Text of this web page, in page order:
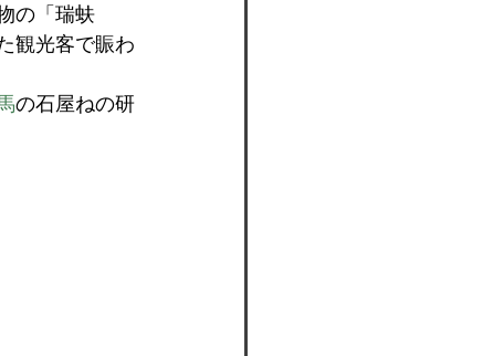
の「瑞蚨
観光客で賑わ
の石屋ねの研